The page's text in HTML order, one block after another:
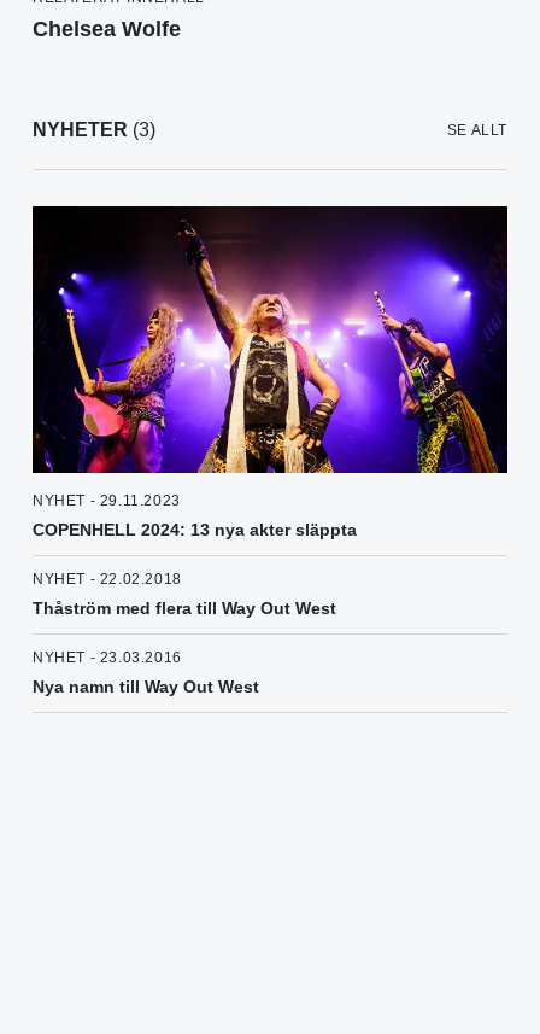
Chelsea Wolfe
NYHETER (3) SE ALLT
NYHET - 29.11.2023
COPENHELL 2024: 13 nya akter släppta
NYHET - 22.02.2018
Thåström med flera till Way Out West
NYHET - 23.03.2016
Nya namn till Way Out West